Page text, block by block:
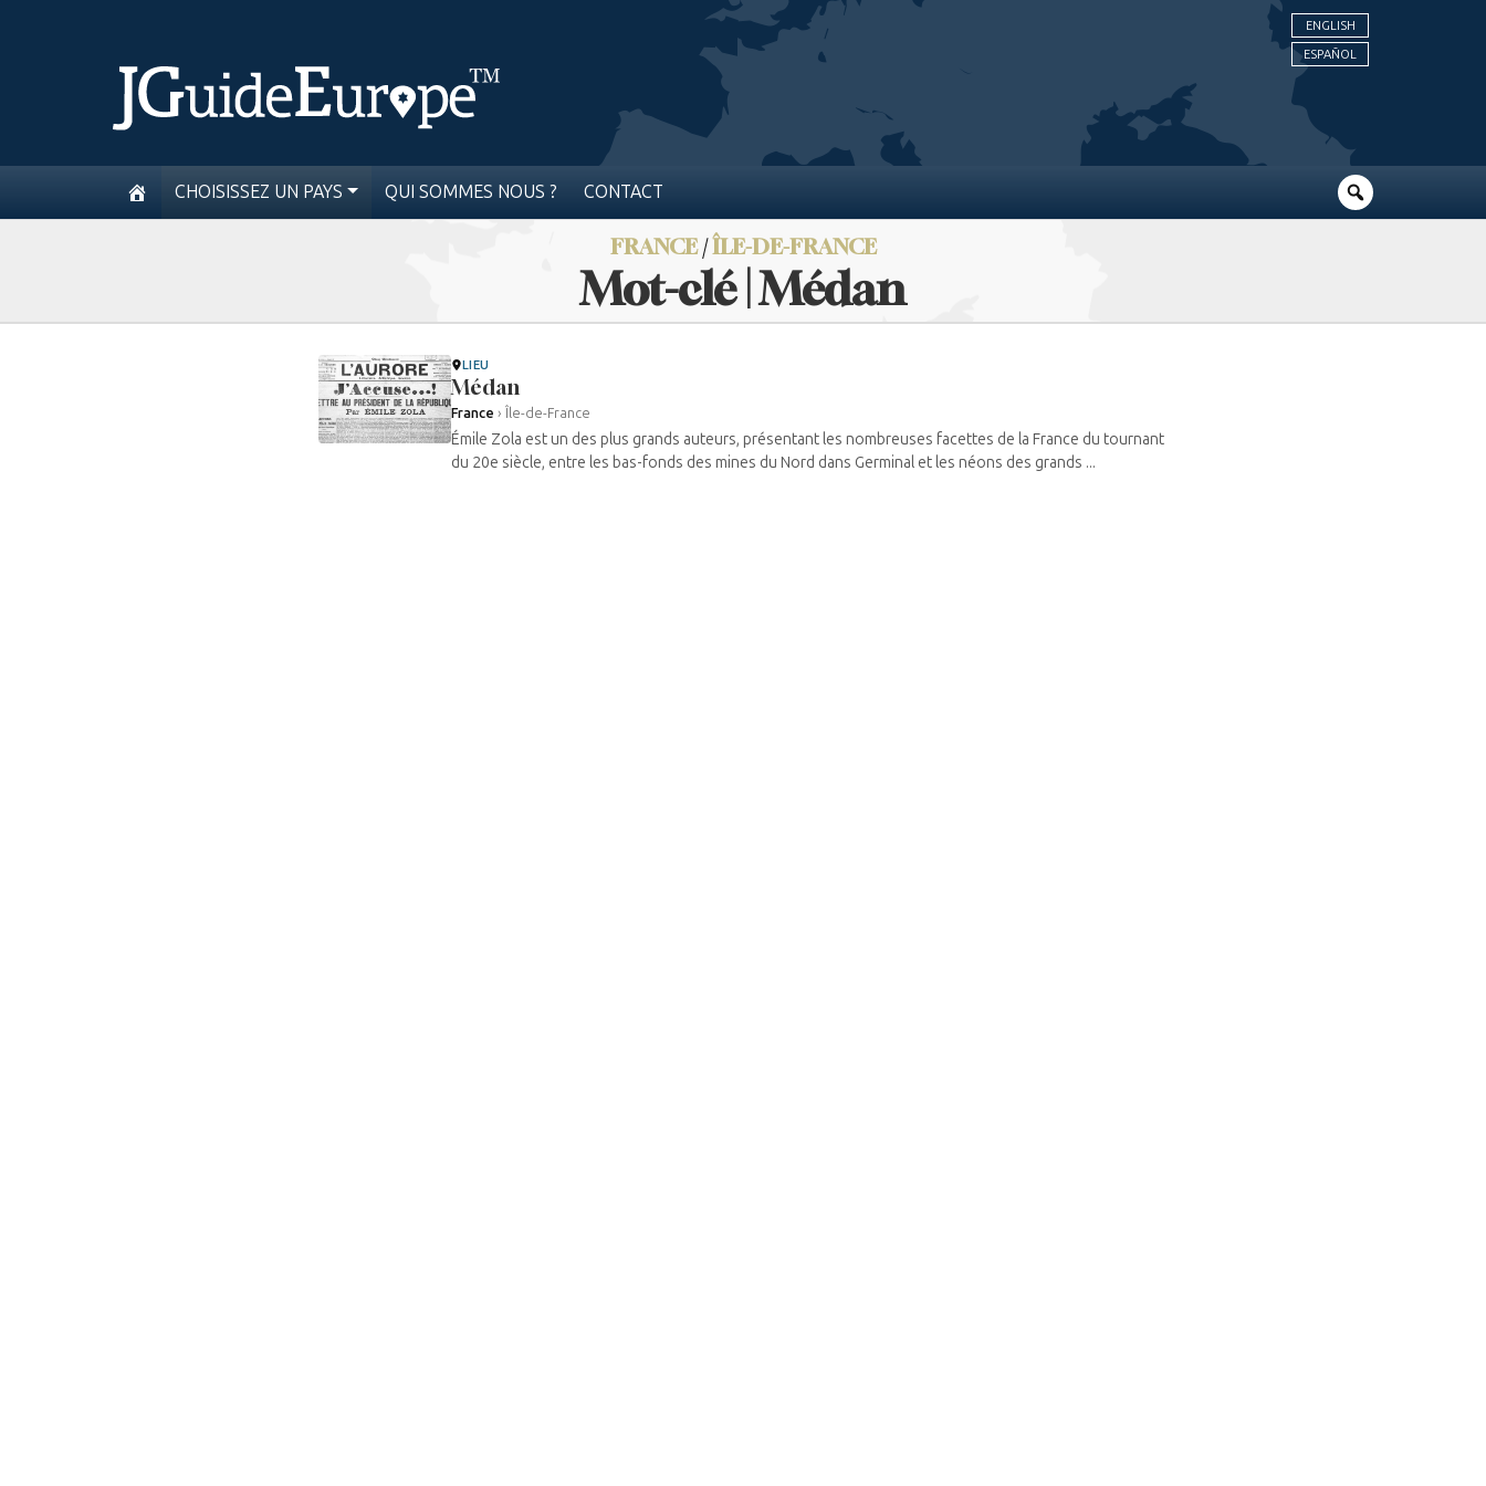
ENGLISH
ESPAÑOL
CHOISISSEZ UN PAYS QUI SOMMES NOUS ? CONTACT
FRANCE/ÎLE-DE-FRANCE
Mot-clé | Médan
LIEU
Médan
France › Île-de-France
Émile Zola est un des plus grands auteurs, présentant les nombreuses facettes de la France du tournant
du 20e siècle, entre les bas-fonds des mines du Nord dans Germinal et les néons des grands ...